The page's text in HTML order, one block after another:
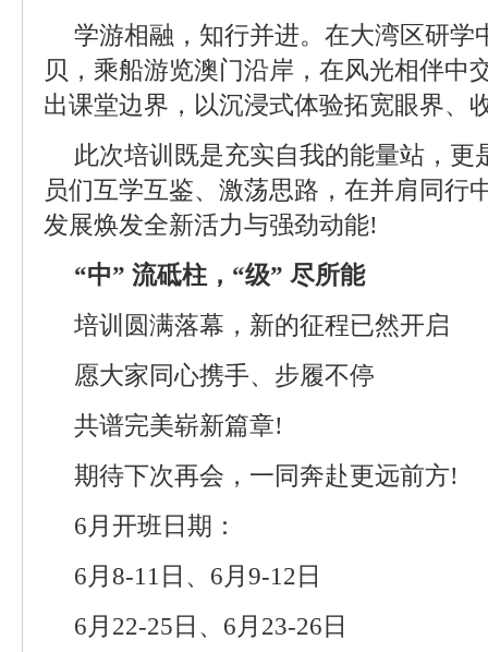
学游相融，知行并进。在大湾区研学
贝，乘船游览澳门沿岸，在风光相伴中
出课堂边界，以沉浸式体验拓宽眼界、
此次培训既是充实自我的能量站，更
员们互学互鉴、激荡思路，在并肩同行
发展焕发全新活力与强劲动能!
“中” 流砥柱，“级” 尽所能
培训圆满落幕，新的征程已然开启
愿大家同心携手、步履不停
共谱完美崭新篇章!
期待下次再会，一同奔赴更远前方!
6月开班日期：
6月8-11日、6月9-12日
6月22-25日、6月23-26日